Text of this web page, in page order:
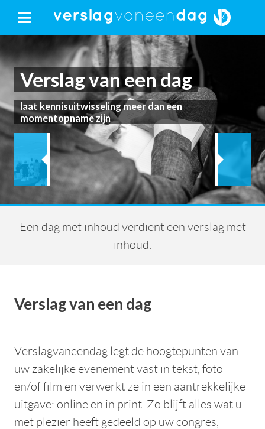
Verslag van een dag
laat kennisuitwisseling meer dan een
momentopname zijn
Een dag met inhoud verdient een verslag met
inhoud.
Verslag van een dag
Verslagvaneendag legt de hoogtepunten van
uw zakelijke evenement vast in tekst, foto
en/of film en verwerkt ze in een aantrekkelijke
uitgave: online en in print. Zo blijft alles wat u
met plezier heeft gedeeld op uw congres,